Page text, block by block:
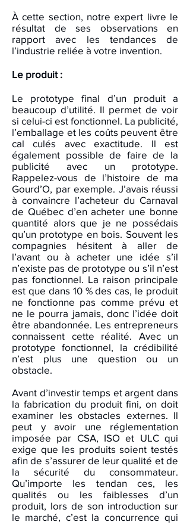
À cette section, notre expert livre le
résultat de ses observations en
rapport avec les tendances de
l’industrie reliée à votre invention.
Le produit :
Le prototype final d’un produit a
beaucoup d’utilité. Il permet de voir
si celui-ci est fonctionnel. La publicité,
l’emballage et les coûts peuvent être
cal culés avec exactitude. Il est
également possible de faire de la
publicité avec un prototype.
Rappelez-vous de l’histoire de ma
Gourd’O, par exemple. J’avais réussi
à convaincre l’acheteur du Carnaval
de Québec d’en acheter une bonne
quantité alors que je ne possédais
qu’un prototype en bois. Souvent les
compagnies hésitent à aller de
l’avant ou à acheter une idée s’il
n’existe pas de prototype ou s’il n’est
pas fonctionnel. La raison principale
est que dans 10 % des cas, le produit
ne fonctionne pas comme prévu et
ne le pourra jamais, donc l’idée doit
être abandonnée. Les entrepreneurs
connaissent cette réalité. Avec un
prototype fonctionnel, la crédibilité
n’est plus une question ou un
obstacle.
Avant d’investir temps et argent dans
la fabrication du produit fini, on doit
examiner les obstacles externes. Il
peut y avoir une réglementation
imposée par CSA, ISO et ULC qui
exige que les produits soient testés
afin de s’assurer de leur qualité et de
la sécurité du consommateur.
Qu’importe les tendan ces, les
qualités ou les faiblesses d’un
produit, lors de son introduction sur
le marché, c’est la concurrence qui